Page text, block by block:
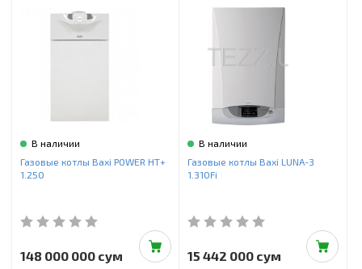
В наличии
Газовые котлы Baxi POWER HT+
1.250
148 000 000 сум
В наличии
Газовые котлы Baxi LUNA-3
1.310Fi
15 442 000 сум